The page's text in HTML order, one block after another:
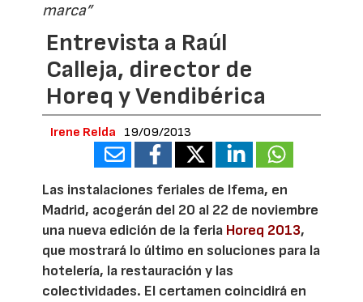
marca”
Entrevista a Raúl
Calleja, director de
Horeq y Vendibérica
Irene Relda 19/09/2013
Las instalaciones feriales de Ifema, en
Madrid, acogerán del 20 al 22 de noviembre
una nueva edición de la feria Horeq 2013,
que mostrará lo último en soluciones para la
hotelería, la restauración y las
colectividades. El certamen coincidirá en